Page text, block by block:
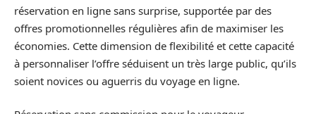
réservation en ligne sans surprise, supportée par des
offres promotionnelles régulières afin de maximiser les
économies. Cette dimension de flexibilité et cette capacité
à personnaliser l’offre séduisent un très large public, qu’ils
soient novices ou aguerris du voyage en ligne.